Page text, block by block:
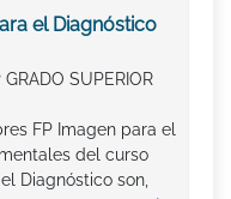
el Diagnóstico
GRADO SUPERIOR
FP Imagen para el
del curso
Diagnóstico son,